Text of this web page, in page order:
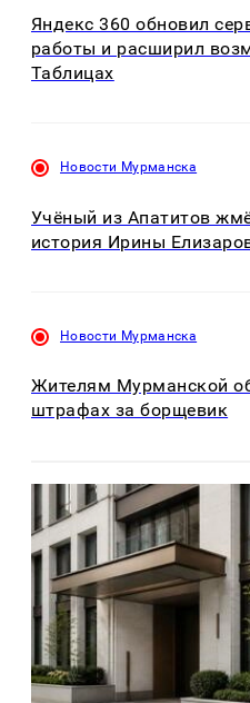
Яндекс 360 обновил
работы и расширил
Таблицах
Новости Мурманска
Учёный из Апатитов
история Ирины
Новости Мурманска
Жителям Мурманской
штрафах за борщевик